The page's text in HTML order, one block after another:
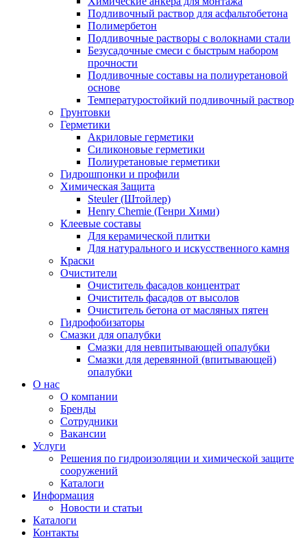
Подливочный раствор для асфальтобетона
Полимербетон
Подливочные растворы с волокнами стали
Безусадочные смеси с быстрым набором
прочности
Подливочные составы на полиуретановой
основе
Температуростойкий подливочный раствор
Грунтовки
Герметики
Акриловые герметики
Силиконовые герметики
Полиуретановые герметики
Гидрошпонки и профили
Химическая Защита
Steuler (Штойлер)
Henry Chemie (Генри Хими)
Клеевые составы
Для керамической плитки
Для натурального и искусственного камня
Краски
Очистители
Очиститель фасадов концентрат
Очиститель фасадов от высолов
Очиститель бетона от масляных пятен
Гидрофобизаторы
Смазки для опалубки
Смазки для невпитывающей опалубки
Смазки для деревянной (впитывающей)
опалубки
О нас
О компании
Бренды
Сотрудники
Вакансии
Услуги
Решения по гидроизоляции и химической защите
сооружений
Каталоги
Информация
Новости и статьи
Каталоги
Контакты